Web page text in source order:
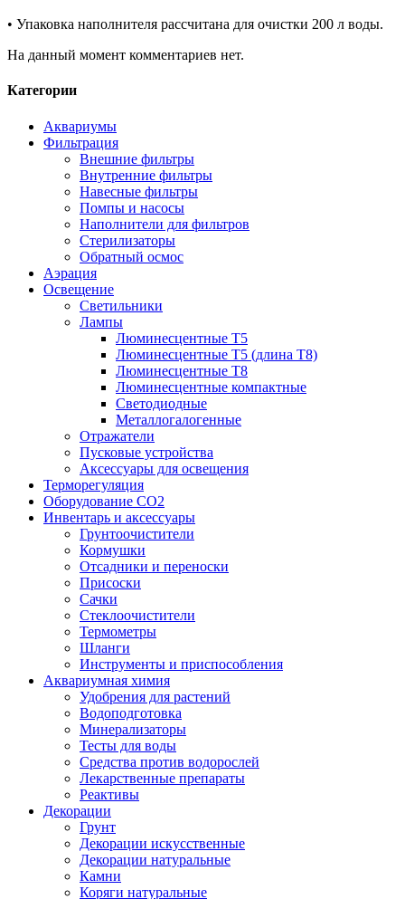
• Упаковка наполнителя рассчитана для очистки 200 л воды.
На данный момент комментариев нет.
Категории
Аквариумы
Фильтрация
Внешние фильтры
Внутренние фильтры
Навесные фильтры
Помпы и насосы
Наполнители для фильтров
Стерилизаторы
Обратный осмос
Аэрация
Освещение
Светильники
Лампы
Люминесцентные T5
Люминесцентные T5 (длина T8)
Люминесцентные T8
Люминесцентные компактные
Светодиодные
Металлогалогенные
Отражатели
Пусковые устройства
Аксессуары для освещения
Терморегуляция
Оборудование CO2
Инвентарь и аксессуары
Грунтоочистители
Кормушки
Отсадники и переноски
Присоски
Сачки
Стеклоочистители
Термометры
Шланги
Инструменты и приспособления
Аквариумная химия
Удобрения для растений
Водоподготовка
Минерализаторы
Тесты для воды
Средства против водорослей
Лекарственные препараты
Реактивы
Декорации
Грунт
Декорации искусственные
Декорации натуральные
Камни
Коряги натуральные